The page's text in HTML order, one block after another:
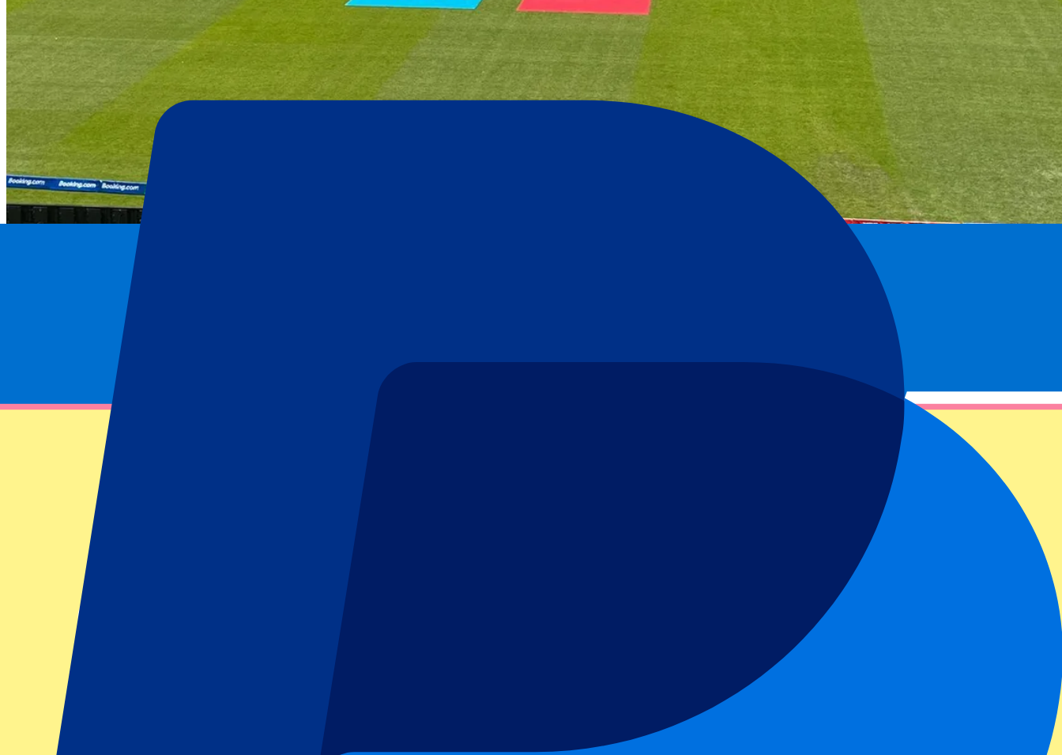
England Men’s Cricket
Inglaterra vs Sri Lanka | Test 1 – Día 4
England Men’s Cricket
Inglaterra vs Sri Lanka | Test 1 – Día 4
27 de agosto de 2024 a las 11:00
Fecha confirmada
Manchester, Reino Unido
Inglaterra vs Sri Lanka | Test 1 – Día 4
27 de agosto de 2024 a las 11:00 • Manchester, Reino Unido
Fecha confirmada
Este evento ha terminado
Este evento ha terminado
Este evento ha terminado